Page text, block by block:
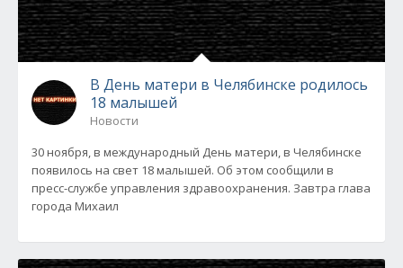
В День матери в Челябинске родилось
18 малышей
Новости
30 ноября, в международный День матери, в Челябинске
появилось на свет 18 малышей. Об этом сообщили в
пресс-службе управления здравоохранения. Завтра глава
города Михаил